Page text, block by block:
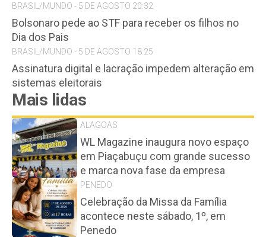
BRASIL/MUNDO - 5 DE AGOSTO 20:32
Bolsonaro pede ao STF para receber os filhos no
Dia dos Pais
BRASIL/MUNDO - 5 DE AGOSTO 18:25
Assinatura digital e lacração impedem alteração em
sistemas eleitorais
Mais lidas
ALAGOAS
WL Magazine inaugura novo espaço
em Piaçabuçu com grande sucesso
e marca nova fase da empresa
PENEDO
Celebração da Missa da Família
acontece neste sábado, 1º, em
Penedo